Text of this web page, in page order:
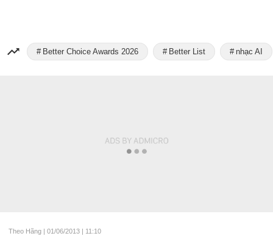
Better Choice Awards 2026 Better List nhạc AI
Theo Hãng | 01/06/2013 | 11:10